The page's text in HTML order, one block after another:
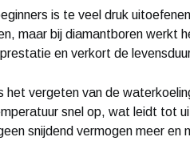
is te veel druk
maar bij diamantboren werkt
en verkort de
vergeten van de
snel op, wat leidt tot
snijdend vermogen meer en